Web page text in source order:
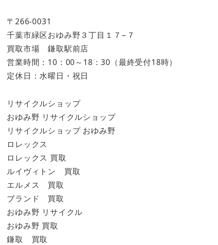
〒266-0031
千葉市緑区おゆみ野３丁目１７−７
買取市場 鎌取駅前店
営業時間：10：00～18：30（最終受付18時）
定休日：水曜日・祝日
リサイクルショップ
おゆみ野 リサイクルショップ
リサイクルショップ おゆみ野
ロレックス
ロレックス 買取
ルイヴィトン 買取
エルメス 買取
ブランド 買取
おゆみ野 リサイクル
おゆみ野 買取
鎌取 買取